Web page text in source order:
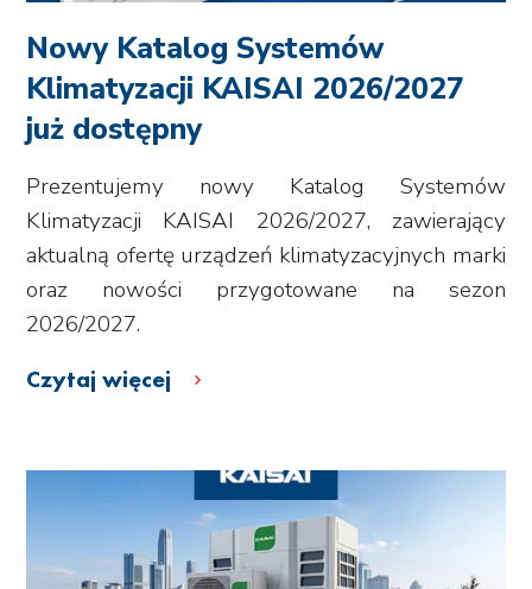
Nowy Katalog Systemów
Klimatyzacji KAISAI 2026/2027
już dostępny
Prezentujemy nowy Katalog Systemów
Klimatyzacji KAISAI 2026/2027, zawierający
aktualną ofertę urządzeń klimatyzacyjnych marki
oraz nowości przygotowane na sezon
2026/2027.
Czytaj więcej